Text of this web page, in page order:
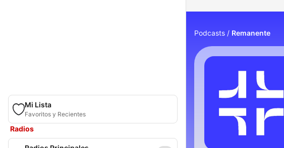
Mi Lista
Favoritos y Recientes
Radios
Podcasts Remanente